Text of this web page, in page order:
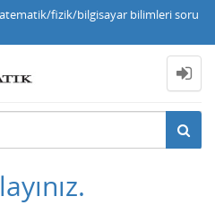
fizik/bilgisayar bilimleri soru